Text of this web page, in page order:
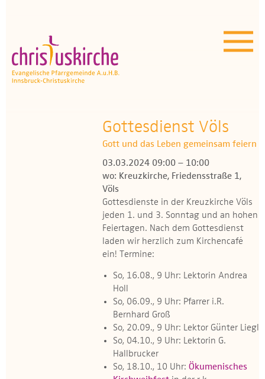
Unser Angebot
OEZ
Wissenswertes
Medien
Kontakt
Gottesdienst Völs
Gott und das Leben gemeinsam feiern
03.03.2024 09:00 – 10:00
wo: Kreuzkirche, Friedensstraße 1,
Völs
Gottesdienste in der Kreuzkirche Völs
jeden 1. und 3. Sonntag und an hohen
Feiertagen. Nach dem Gottesdienst
laden wir herzlich zum Kirchencafé
ein! Termine:
So, 16.08., 9 Uhr: Lektorin Andrea
Holl
So, 06.09., 9 Uhr: Pfarrer i.R.
Bernhard Groß
So, 20.09., 9 Uhr: Lektor Günter Liegl
So, 04.10., 9 Uhr: Lektorin G.
Hallbrucker
So, 18.10., 10 Uhr: Ökumenisches